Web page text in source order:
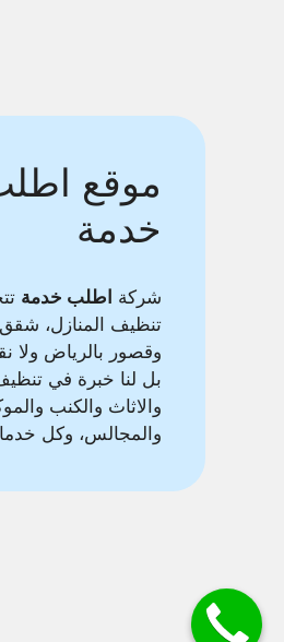
موقع
خدمة
شركة اطلب خدمة
تنظيف المنازل،
وقصور بالرياض ولا
بل لنا خبرة في
والاثاث والكنب
والمجالس، وكل